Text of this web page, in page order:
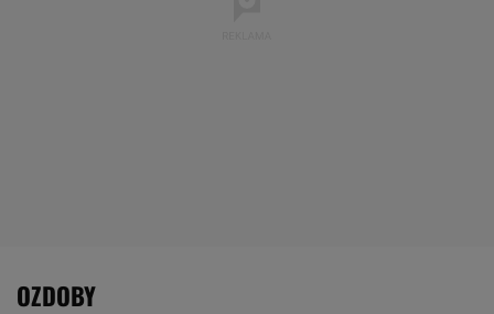
OZDOBY